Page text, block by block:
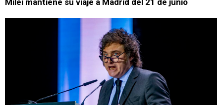
Milei mantiene su viaje a Madrid del 21 de junio